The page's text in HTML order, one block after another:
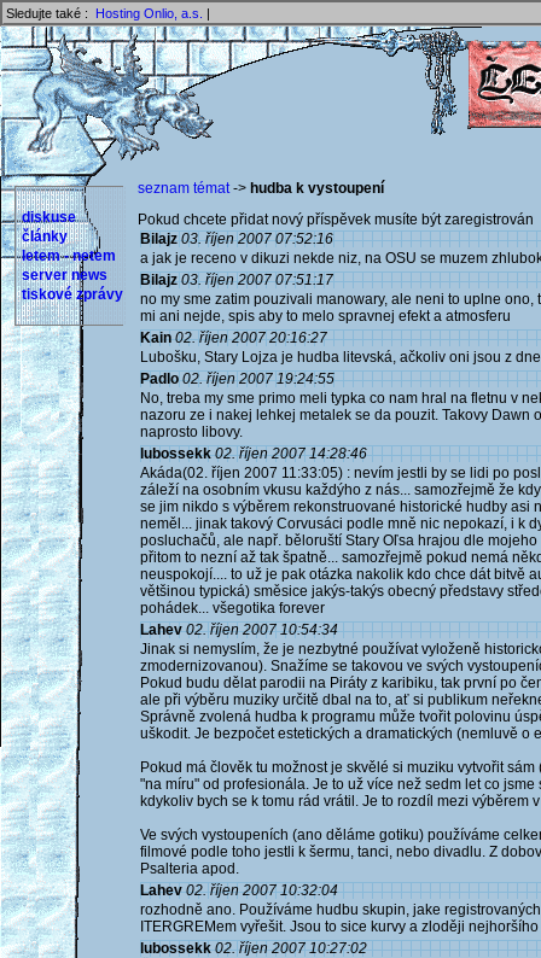
Sledujte také : Hosting Onlio, a.s. |
diskuse
články
letem - netem
server news
tiskové zprávy
seznam témat-> hudba k vystoupení
Pokud chcete přidat nový příspěvek musíte být
Bilajz 03. říjen 2007 07:52:16
a jak je receno v dikuzi nekde niz, na OSU se muzem
Bilajz 03. říjen 2007 07:51:17
no my sme zatim pouzivali manowary, ale neni to uplne
mi ani nejde, spis aby to melo spravnej efekt a atmosferu
Kain 02. říjen 2007 20:16:27
Lubošku, Stary Lojza je hudba litevská, ačkoliv oni jsou z
Padlo 02. říjen 2007 19:24:55
No, treba my sme primo meli typka co nam hral na fletnu v
nazoru ze i nakej lehkej metalek se da pouzit. Takovy Dawn
naprosto libovy.
lubossekk 02. říjen 2007 14:28:46
Akáda(02. říjen 2007 11:33:05) : nevím jestli by se lidi po
záleží na osobním vkusu každýho z nás... samozřejmě že
se jim nikdo s výběrem rekonstruované historické hudby asi
neměl... jinak takový Corvusáci podle mně nic nepokazí, i k
posluchačů, ale např. běloruští Stary Oľsa hrajou dle
přitom to nezní až tak špatně... samozřejmě pokud nemá
neuspokojí.... to už je pak otázka nakolik kdo chce dát bitvě
většinou typická) směsice jakýs-takýs obecný představy
pohádek... všegotika forever
Lahev 02. říjen 2007 10:54:34
Jinak si nemyslím, že je nezbytné používat vyloženě
zmodernizovanou). Snažíme se takovou ve svých
Pokud budu dělat parodii na Piráty z karibiku, tak první po
ale při výběru muziky určitě dbal na to, ať si publikum
Správně zvolená hudba k programu může tvořit polovinu
uškodit. Je bezpočet estetických a dramatických (nemluvě o
Pokud má člověk tu možnost je skvělé si muziku vytvořit
"na míru" od profesionála. Je to už více než sedm let co
kdykoliv bych se k tomu rád vrátil. Je to rozdíl mezi výběrem
Ve svých vystoupeních (ano děláme gotiku) používáme
filmové podle toho jestli k šermu, tanci, nebo divadlu. Z
Psalteria apod.
Lahev 02. říjen 2007 10:32:04
rozhodně ano. Používáme hudbu skupin, jake
ITERGREMem vyřešit. Jsou to sice kurvy a zloději
lubossekk 02. říjen 2007 10:27:02